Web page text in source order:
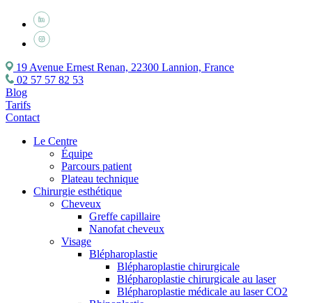
19 Avenue Ernest Renan, 22300 Lannion, France
02 57 57 82 53
Blog
Tarifs
Contact
Le Centre
Équipe
Parcours patient
Plateau technique
Chirurgie esthétique
Cheveux
Greffe capillaire
Nanofat cheveux
Visage
Blépharoplastie
Blépharoplastie chirurgicale
Blépharoplastie chirurgicale au laser
Blépharoplastie médicale au laser CO2